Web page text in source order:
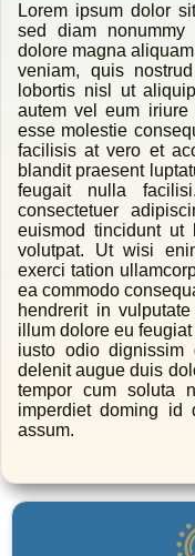
Lorem ipsum dolor
sed diam
dolore magna
veniam, quis
lobortis nisl ut
autem vel eum
esse molestie
facilisis at vero et
blandit praesent
feugait nulla
consectetuer
euismod tincidunt ut
volutpat. Ut wisi
exerci tation
ea commodo
hendrerit in
illum dolore eu
iusto odio dignissim
delenit augue duis
tempor cum soluta
imperdiet doming id
assum.